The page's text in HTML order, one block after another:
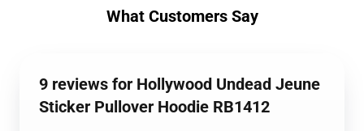
What Customers Say
9 reviews for Hollywood Undead Jeune
Sticker Pullover Hoodie RB1412